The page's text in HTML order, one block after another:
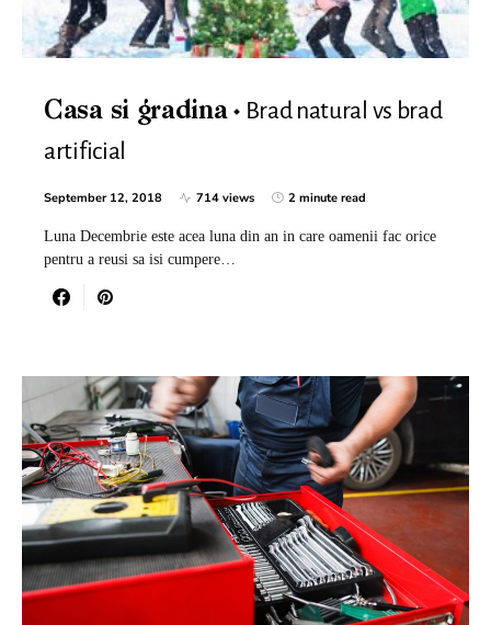
Casa si gradina
Brad natural vs brad
artificial
September 12, 2018 714 views 2 minute read
Luna Decembrie este acea luna din an in care oamenii fac orice
pentru a reusi sa isi cumpere…